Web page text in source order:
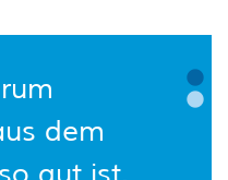
dem